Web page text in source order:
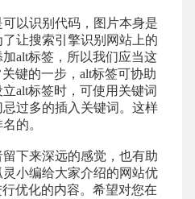
以识别代码，图片本身是
让搜索引擎识别网站上的
alt标签，所以我们应当这
键的一步，alt标签可协助
alt标签时，可使用关键词
过多的插入关键词。这样
的。
下来深远的感觉，也有助
灵小编给大家介绍的网站优
优化的内容。希望对您在